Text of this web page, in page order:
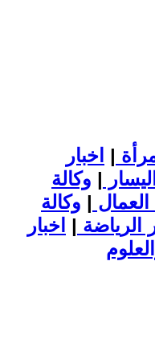
| اخبار
| وكالة
العمال | وكالة
الرياضة | اخبار